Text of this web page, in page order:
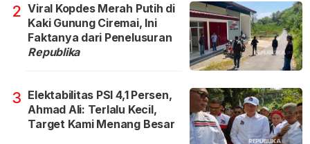
2 Viral Kopdes Merah Putih di
Kaki Gunung Ciremai, Ini
Faktanya dari Penelusuran
Republika
3 Elektabilitas PSI 4,1 Persen,
Ahmad Ali: Terlalu Kecil,
Target Kami Menang Besar